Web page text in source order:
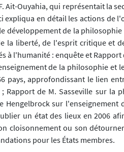
Ait-Ouyahia, qui représentait la
expliqua en détail les actions de
développement de la
la liberté, de l'esprit critique et
à l'humanité : enquête et
de la philosophie et
pays, approfondissant le lien
; Rapport de M. Sasseville sur la
Hengelbrock sur
un état des lieux en 2006
cloisonnement ou son
pour les États membres.